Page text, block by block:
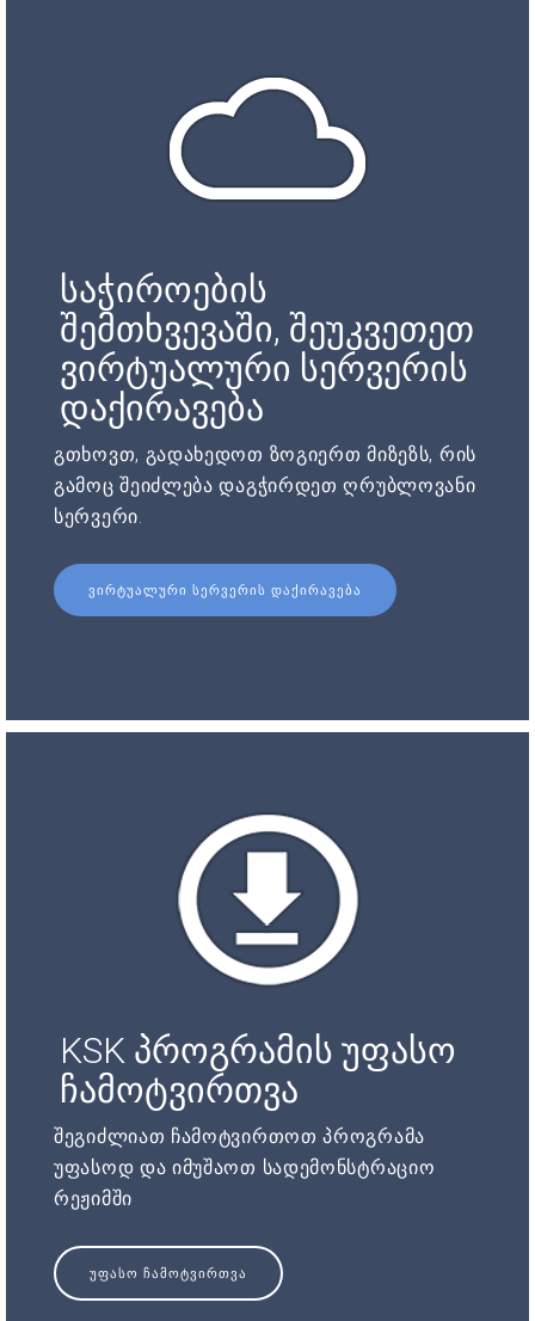
საჭიროების
შემთხვევაში, შეუკვეთეთ
ვირტუალური სერვერის
დაქირავება
გთხოვთ, გადახედოთ ზოგიერთ მიზეზს, რის
გამოც შეიძლება დაგჭირდეთ ღრუბლოვანი
სერვერი.
ᲕᲘᲠᲢᲣᲐᲚᲣᲠᲘ ᲡᲔᲠᲕᲔᲠᲘᲡ ᲓᲐᲥᲘᲠᲐᲕᲔᲑᲐ
KSK პროგრამის უფასო
ჩამოტვირთვა
შეგიძლიათ ჩამოტვირთოთ პროგრამა
უფასოდ და იმუშაოთ სადემონსტრაციო
რეჟიმში
ᲣᲤᲐᲡᲝ ᲩᲐᲛᲝᲢᲕᲘᲠᲗᲕᲐ